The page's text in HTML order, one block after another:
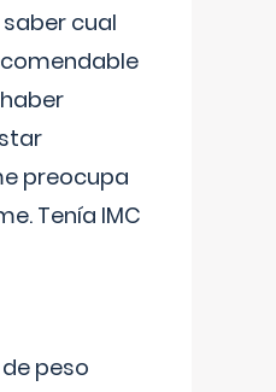
cual
preocupa
Tenía IMC
peso